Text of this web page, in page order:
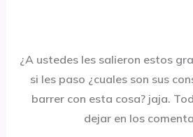
¿A ustedes les salieron estos
si les paso ¿cuales son sus
barrer con esta cosa? jaja.
dejar en los